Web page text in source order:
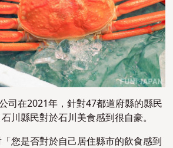
司在2021年，針對47都道府縣的縣民
川縣民對於石川美食感到很自豪。
您是否對於自己居住縣市的飲食感到